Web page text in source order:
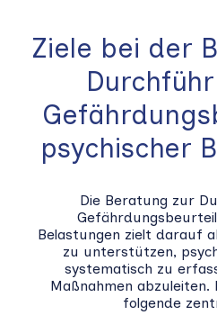
Ziele bei der
psychischer
Die Beratung zur
Belastungen zielt darauf
zu unterstützen,
systematisch zu
Maßnahmen abzuleiten.
folgende